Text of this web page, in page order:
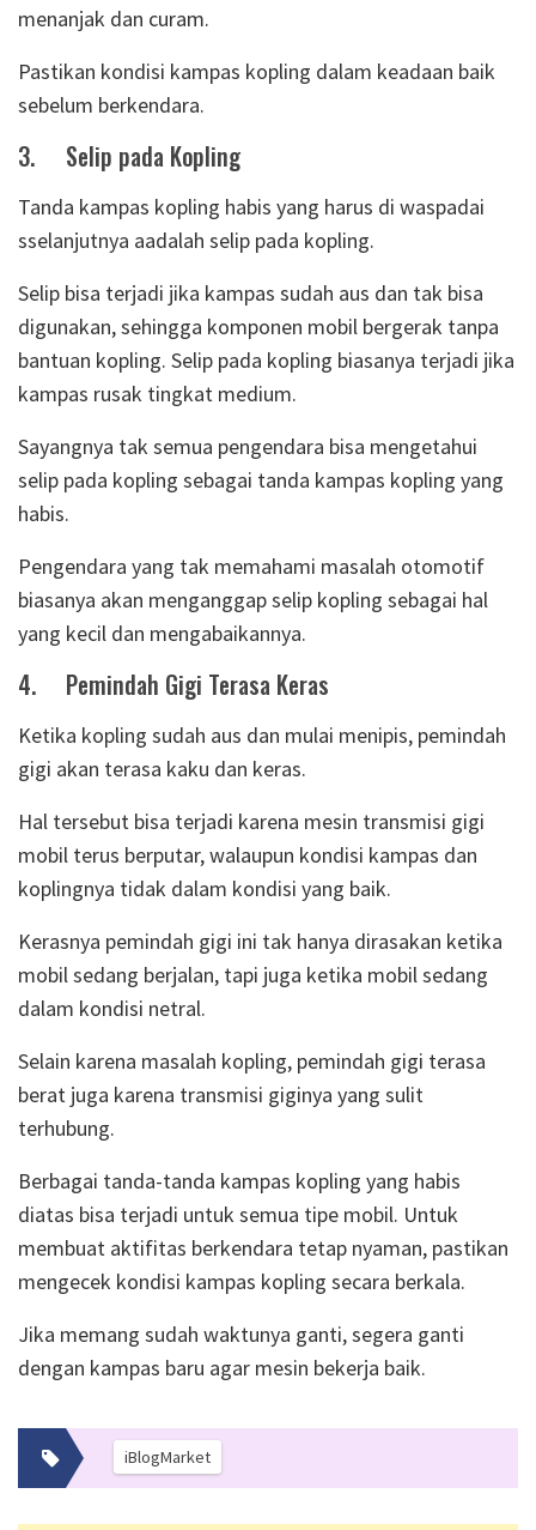
menanjak dan curam.
Pastikan kondisi kampas kopling dalam keadaan baik
sebelum berkendara.
3. Selip pada Kopling
Tanda kampas kopling habis yang harus di waspadai
sselanjutnya aadalah selip pada kopling.
Selip bisa terjadi jika kampas sudah aus dan tak bisa
digunakan, sehingga komponen mobil bergerak tanpa
bantuan kopling. Selip pada kopling biasanya terjadi jika
kampas rusak tingkat medium.
Sayangnya tak semua pengendara bisa mengetahui
selip pada kopling sebagai tanda kampas kopling yang
habis.
Pengendara yang tak memahami masalah otomotif
biasanya akan menganggap selip kopling sebagai hal
yang kecil dan mengabaikannya.
4. Pemindah Gigi Terasa Keras
Ketika kopling sudah aus dan mulai menipis, pemindah
gigi akan terasa kaku dan keras.
Hal tersebut bisa terjadi karena mesin transmisi gigi
mobil terus berputar, walaupun kondisi kampas dan
koplingnya tidak dalam kondisi yang baik.
Kerasnya pemindah gigi ini tak hanya dirasakan ketika
mobil sedang berjalan, tapi juga ketika mobil sedang
dalam kondisi netral.
Selain karena masalah kopling, pemindah gigi terasa
berat juga karena transmisi giginya yang sulit
terhubung.
Berbagai tanda-tanda kampas kopling yang habis
diatas bisa terjadi untuk semua tipe mobil. Untuk
membuat aktifitas berkendara tetap nyaman, pastikan
mengecek kondisi kampas kopling secara berkala.
Jika memang sudah waktunya ganti, segera ganti
dengan kampas baru agar mesin bekerja baik.
iBlogMarket